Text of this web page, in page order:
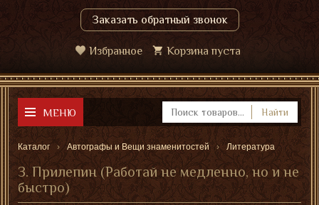
Заказать обратный звонок
Избранное Корзина пуста
МЕНЮ Найти
Каталог Автографы и Вещи знаменитостей Литература
З. Прилепин (Работай не медленно, но и не
быстро)